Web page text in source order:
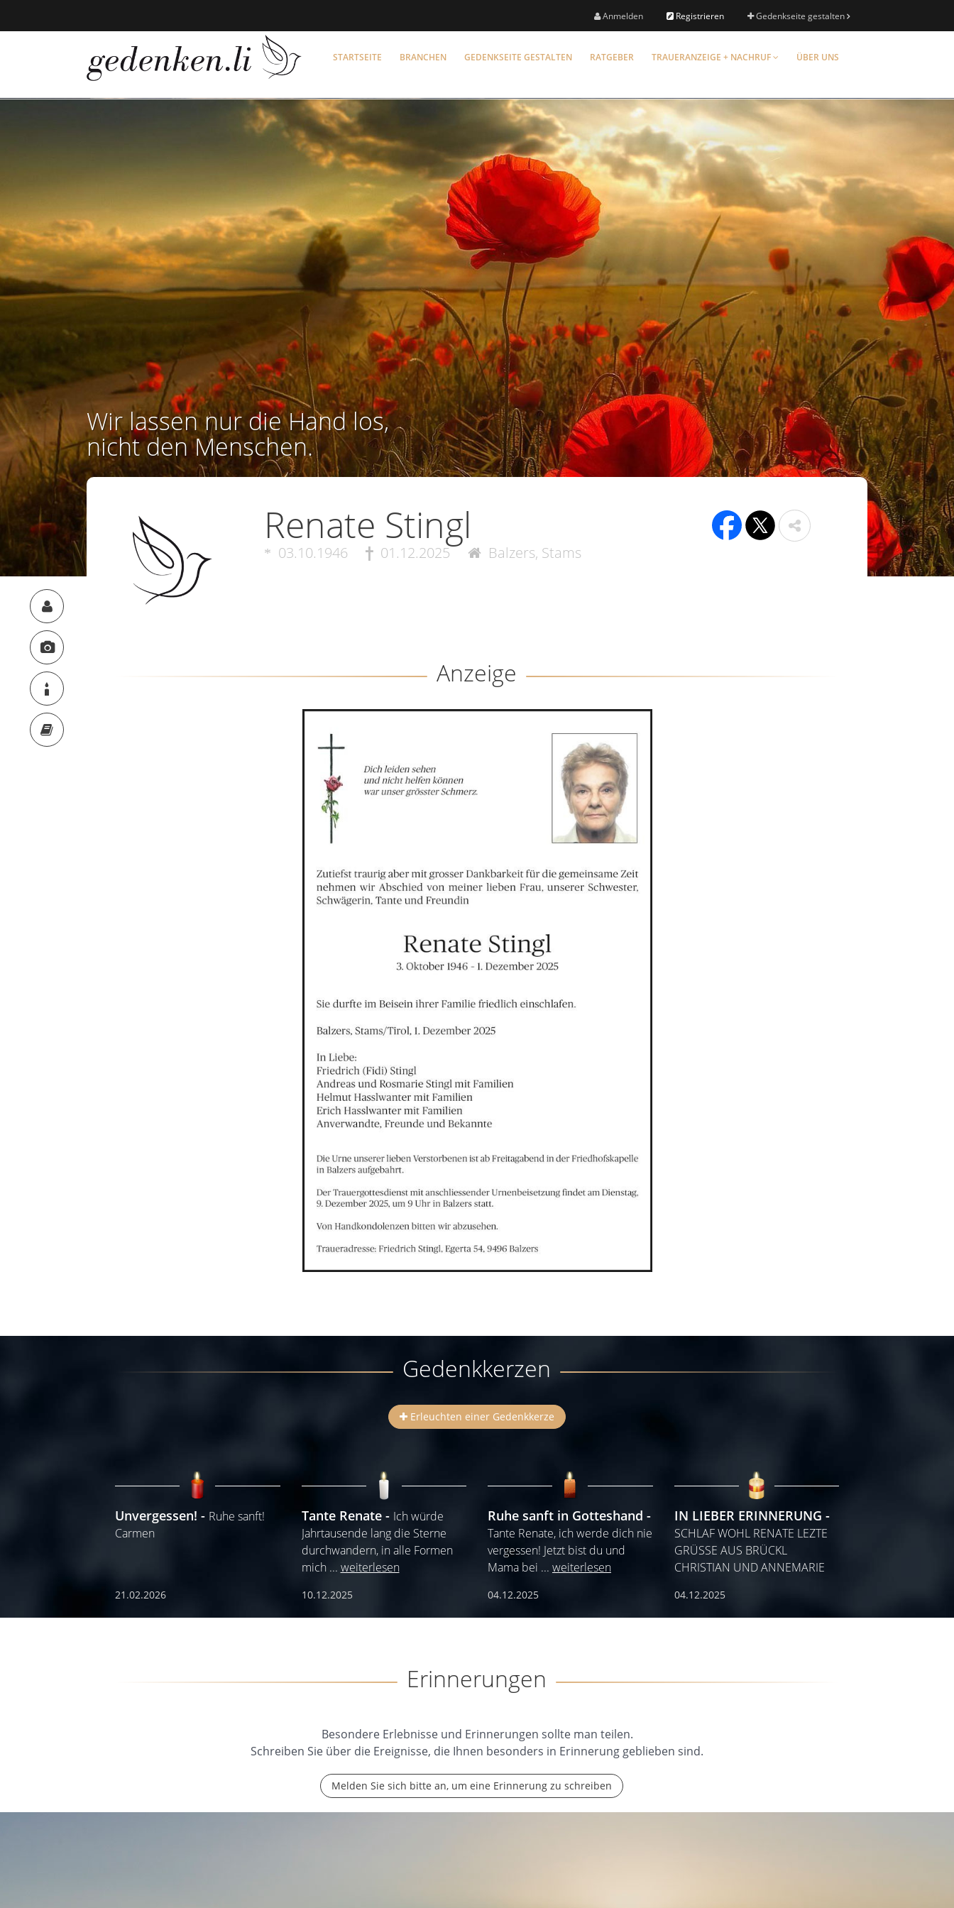
Anmelden Registrieren Gedenkseite gestalten
STARTSEITE BRANCHEN GEDENKSEITE GESTALTEN RATGEBER TRAUERANZEIGE + NACHRUF ÜBER UNS
Wir lassen nur die Hand los,
nicht den Menschen.
Renate Stingl
03.10.1946 01.12.2025 Balzers, Stams
Anzeige
Gedenkkerzen
Erleuchten einer Gedenkkerze
Unvergessen!
Ruhe sanft!
Carmen
21.02.2026
Tante Renate
Ich würde
Jahrtausende lang die Sterne
durchwandern, in alle Formen
mich ... weiterlesen
10.12.2025
Ruhe sanft in Gotteshand
Tante Renate, ich werde dich nie
vergessen! Jetzt bist du und
Mama bei ... weiterlesen
04.12.2025
IN LIEBER ERINNERUNG
SCHLAF WOHL RENATE LEZTE
GRÜSSE AUS BRÜCKL
CHRISTIAN UND ANNEMARIE
04.12.2025
Erinnerungen
Besondere Erlebnisse und Erinnerungen sollte man teilen.
Schreiben Sie über die Ereignisse, die Ihnen besonders in Erinnerung geblieben sind.
Melden Sie sich bitte an, um eine Erinnerung zu schreiben